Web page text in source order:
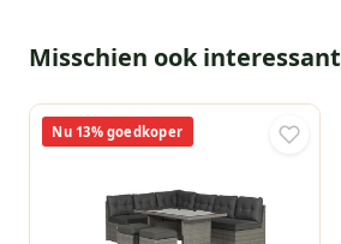
Misschien ook interessant
Nu 13% goedkoper